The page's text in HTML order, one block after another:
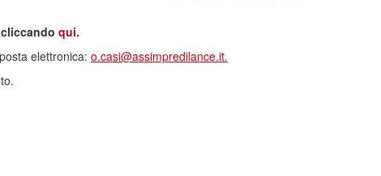
cliccando qui.
elettronica: o.casi@assimpredilance.it.